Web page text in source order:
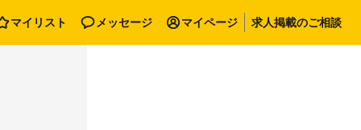
マイリスト メッセージ マイページ 求人掲載のご相談